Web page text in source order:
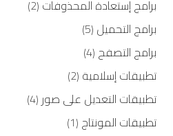
برامج إستعادة المحذوفات (2)
برامج التحميل (5)
برامج التصفح (4)
تطبيقات إسلامية (2)
تطبيقات التعديل على صور (4)
تطبيقات المونتاج (1)